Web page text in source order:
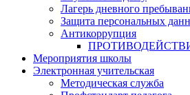
Лагерь дневного
Защита персональных
Антикоррупция
Мероприятия школы
Электронная учительская
Методическая служба